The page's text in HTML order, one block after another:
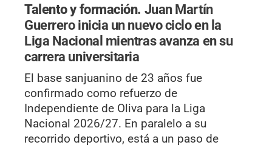
Talento y formación. Juan Martín
Guerrero inicia un nuevo ciclo en la
Liga Nacional mientras avanza en su
carrera universitaria
El base sanjuanino de 23 años fue
confirmado como refuerzo de
Independiente de Oliva para la Liga
Nacional 2026/27. En paralelo a su
recorrido deportivo, está a un paso de